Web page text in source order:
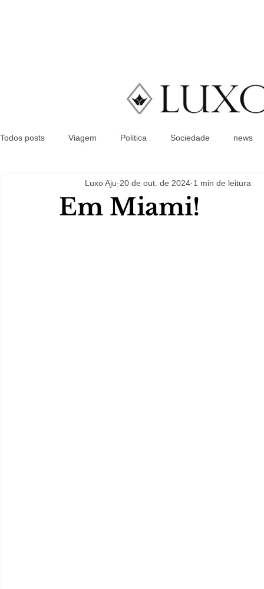
Todos posts Viagem Politica Sociedade news
Em Miami!
Luxo Aju 20 de out. de 2024 1 min de leitura